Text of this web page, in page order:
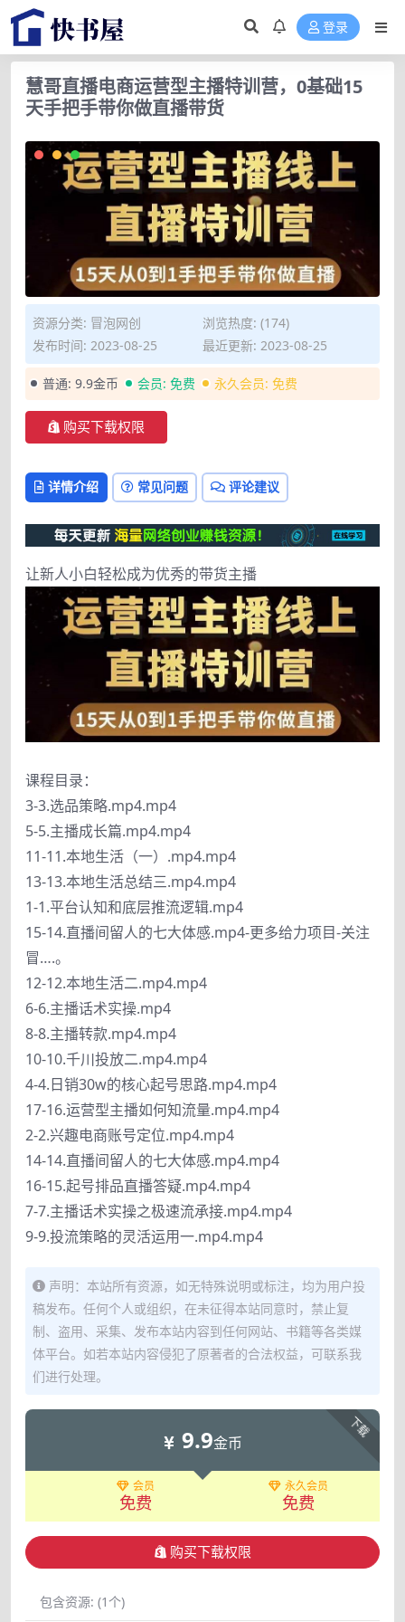
登录
慧哥直播电商运营型主播特训营，0基础15
天手把手带你做直播带货
资源分类: 冒泡网创
浏览热度: (174)
发布时间: 2023-08-25
最近更新: 2023-08-25
普通: 9.9金币 会员: 免费 永久会员: 免费
购买下载权限
详情介绍 常见问题 评论建议
让新人小白轻松成为优秀的带货主播
课程目录：
3-3.选品策略.mp4.mp4
5-5.主播成长篇.mp4.mp4
11-11.本地生活（一）.mp4.mp4
13-13.本地生活总结三.mp4.mp4
1-1.平台认知和底层推流逻辑.mp4
15-14.直播间留人的七大体感.mp4-更多给力项目-关注
冒….。
12-12.本地生活二.mp4.mp4
6-6.主播话术实操.mp4
8-8.主播转款.mp4.mp4
10-10.千川投放二.mp4.mp4
4-4.日销30w的核心起号思路.mp4.mp4
17-16.运营型主播如何知流量.mp4.mp4
2-2.兴趣电商账号定位.mp4.mp4
14-14.直播间留人的七大体感.mp4.mp4
16-15.起号排品直播答疑.mp4.mp4
7-7.主播话术实操之极速流承接.mp4.mp4
9-9.投流策略的灵活运用一.mp4.mp4
声明：本站所有资源，如无特殊说明或标注，均为用户投
稿发布。任何个人或组织，在未征得本站同意时，禁止复
制、盗用、采集、发布本站内容到任何网站、书籍等各类媒
体平台。如若本站内容侵犯了原著者的合法权益，可联系我
们进行处理。
下载
9.9金币
会员
免费
永久会员
免费
购买下载权限
包含资源: (1个)